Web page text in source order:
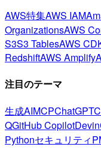
AWS特集AWS IAM
OrganizationsAWS
S3S3 TablesAWS
RedshiftAWS Amplify
注目のテーマ
生成AIMCPChatGPT
QGitHub CopilotDevin
Pythonセキュリティ